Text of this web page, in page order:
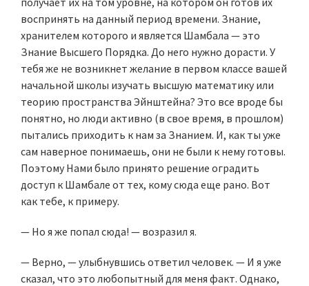
воспринять на данный период времени. Знание,
хранителем которого и является Шамбала — это
Знание Высшего Порядка. До него нужно дорасти. У
тебя же не возникнет желание в первом классе вашей
начальной школы изучать высшую математику или
теорию пространства Эйнштейна? Это все вроде бы
понятно, но люди активно (в свое время, в прошлом)
пытались приходить к нам за Знанием. И, как ты уже
сам наверное понимаешь, они не были к нему готовы.
Поэтому Нами было принято решение оградить
доступ к Шамбале от тех, кому сюда еще рано. Вот
как тебе, к примеру.
— Но я же попал сюда! — возразил я.
— Верно, — улыбнувшись ответил человек. — И я уже
сказал, что это любопытный для меня факт. Однако,